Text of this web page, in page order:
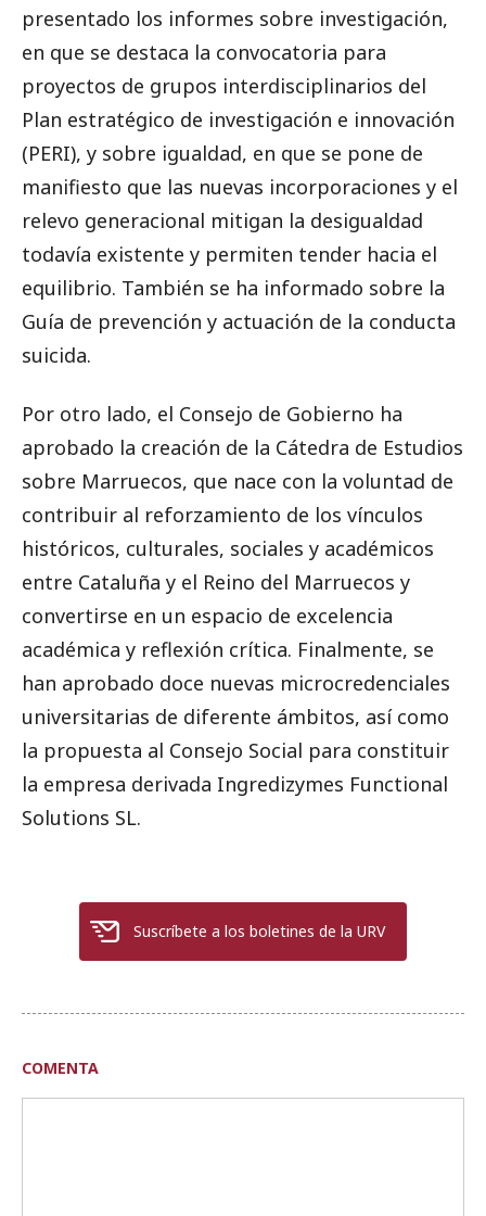
presentado los informes sobre investigación,
en que se destaca la convocatoria para
proyectos de grupos interdisciplinarios del
Plan estratégico de investigación e innovación
(PERI), y sobre igualdad, en que se pone de
manifiesto que las nuevas incorporaciones y el
relevo generacional mitigan la desigualdad
todavía existente y permiten tender hacia el
equilibrio. También se ha informado sobre la
Guía de prevención y actuación de la conducta
suicida.
Por otro lado, el Consejo de Gobierno ha
aprobado la creación de la Cátedra de Estudios
sobre Marruecos, que nace con la voluntad de
contribuir al reforzamiento de los vínculos
históricos, culturales, sociales y académicos
entre Cataluña y el Reino del Marruecos y
convertirse en un espacio de excelencia
académica y reflexión crítica. Finalmente, se
han aprobado doce nuevas microcredenciales
universitarias de diferente ámbitos, así como
la propuesta al Consejo Social para constituir
la empresa derivada Ingredizymes Functional
Solutions SL.
Suscríbete a los boletines de la URV
COMENTA